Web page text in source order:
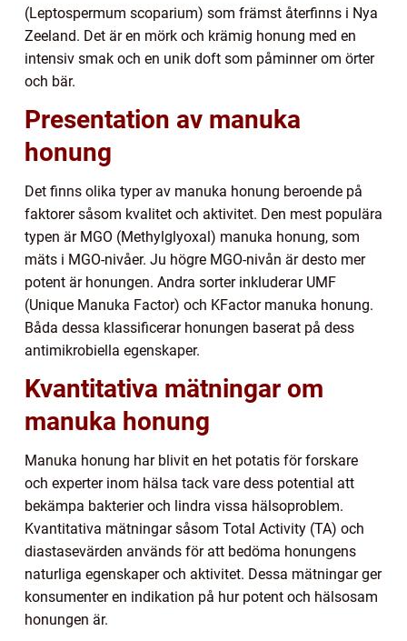
(Leptospermum scoparium) som främst återfinns i Nya
Zeeland. Det är en mörk och krämig honung med en
intensiv smak och en unik doft som påminner om örter
och bär.
Presentation av manuka
honung
Det finns olika typer av manuka honung beroende på
faktorer såsom kvalitet och aktivitet. Den mest populära
typen är MGO (Methylglyoxal) manuka honung, som
mäts i MGO-nivåer. Ju högre MGO-nivån är desto mer
potent är honungen. Andra sorter inkluderar UMF
(Unique Manuka Factor) och KFactor manuka honung.
Båda dessa klassificerar honungen baserat på dess
antimikrobiella egenskaper.
Kvantitativa mätningar om
manuka honung
Manuka honung har blivit en het potatis för forskare
och experter inom hälsa tack vare dess potential att
bekämpa bakterier och lindra vissa hälsoproblem.
Kvantitativa mätningar såsom Total Activity (TA) och
diastasevärden används för att bedöma honungens
naturliga egenskaper och aktivitet. Dessa mätningar ger
konsumenter en indikation på hur potent och hälsosam
honungen är.